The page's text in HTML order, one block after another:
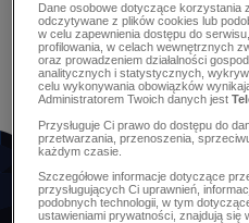
Dane osobowe dotyczące korzystania
odczytywane z plików cookies lub
w celu zapewnienia dostępu do
profilowania, w celach wewnętrznych
oraz prowadzeniem działalności
analitycznych i statystycznych,
celu wykonywania obowiązków
Administratorem Twoich danych jest
Przysługuje Ci prawo do dostępu do
przetwarzania, przenoszenia,
każdym czasie.
Szczegółowe informacje dotyczące
przysługujących Ci uprawnień,
podobnych technologii, w tym
ustawieniami prywatności, znajdują się